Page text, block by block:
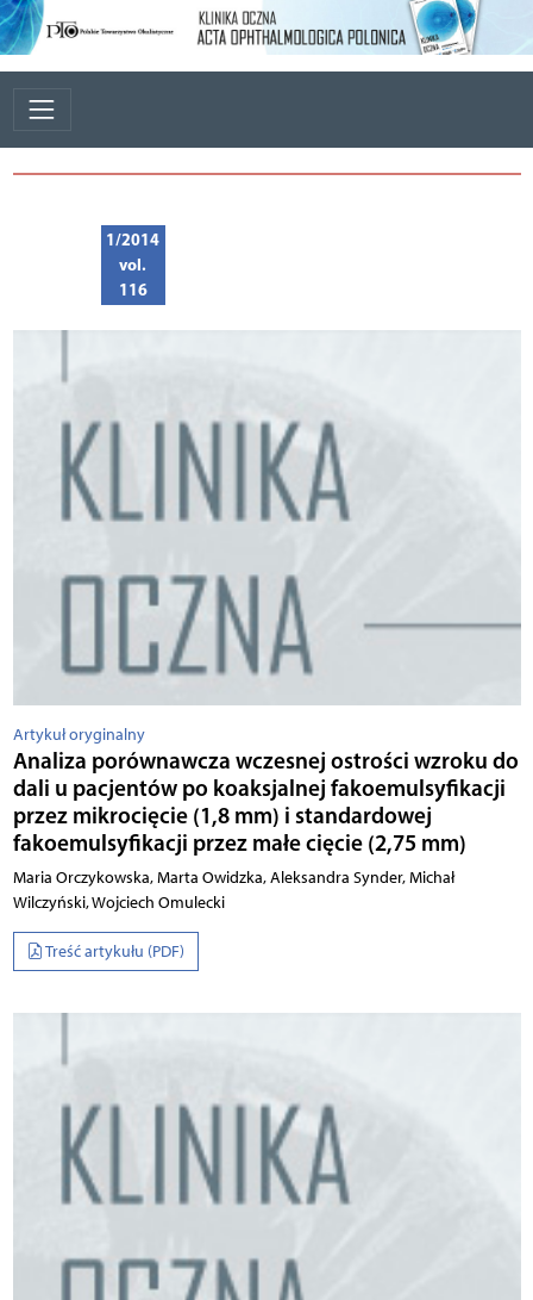
1/2014
vol.
116
Artykuł oryginalny
Analiza porównawcza wczesnej ostrości wzroku do
dali u pacjentów po koaksjalnej fakoemulsyfikacji
przez mikrocięcie (1,8 mm) i standardowej
fakoemulsyfikacji przez małe cięcie (2,75 mm)
Maria Orczykowska, Marta Owidzka, Aleksandra Synder, Michał
Wilczyński, Wojciech Omulecki
Treść artykułu (PDF)